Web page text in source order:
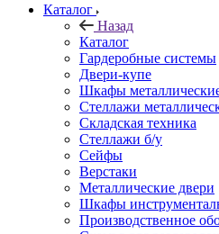
Каталог
Назад
Каталог
Гардеробные системы
Двери-купе
Шкафы
Стеллажи
Складская техника
Стеллажи б/у
Сейфы
Верстаки
Металлические двери
Шкафы
Производственное